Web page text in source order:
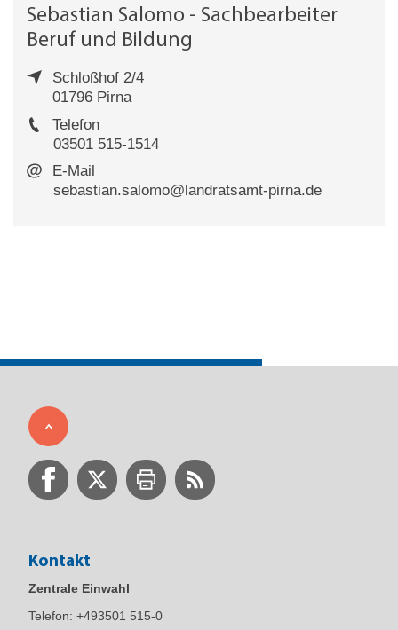
Sebastian Salomo - Sachbearbeiter
Beruf und Bildung
Schloßhof 2/4
01796 Pirna
Telefon
03501 515-1514
E-Mail
sebastian.salomo@landratsamt-pirna.de
Kontakt
Zentrale Einwahl
Telefon: +493501 515-0